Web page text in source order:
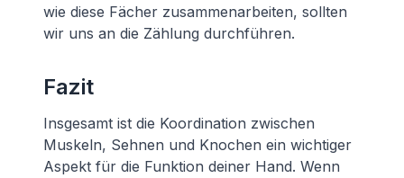
wie diese Fächer zusammenarbeiten, sollten
wir uns an die Zählung durchführen.
Fazit
Insgesamt ist die Koordination zwischen
Muskeln, Sehnen und Knochen ein wichtiger
Aspekt für die Funktion deiner Hand. Wenn